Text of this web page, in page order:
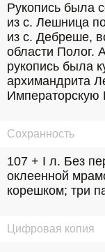
Рукопись была
из с. Лешница
из с. Дебреше,
области Полог.
рукопись была
архимандрита
Императорскую
Сохранность
107 + I л. Без
оклеенной
корешком; три
Цифровая копия